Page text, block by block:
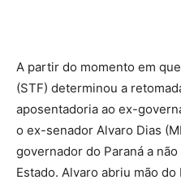
A partir do momento em
(STF) determinou a
aposentadoria ao ex-
o ex-senador Alvaro Dias
governador do Paraná a
Estado. Alvaro abriu mão